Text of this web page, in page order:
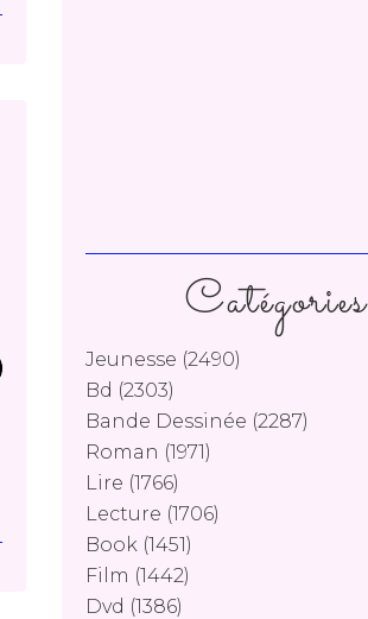
Catégories
Jeunesse (2490)
Bd (2303)
Bande Dessinée (2287)
Roman (1971)
Lire (1766)
Lecture (1706)
Book (1451)
Film (1442)
Dvd (1386)